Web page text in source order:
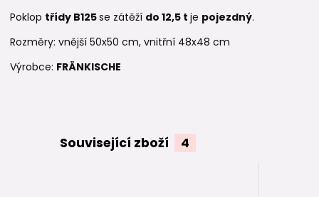
Poklop třídy B125se zátěží do 12,5 t je pojezdný.
Rozměry: vnější 50x50 cm, vnitřní 48x48 cm
Výrobce: FRÄNKISCHE
Související zboží 4